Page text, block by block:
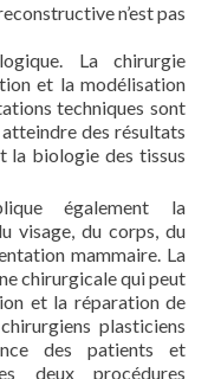
n’est pas
La chirurgie
et la modélisation
techniques sont
des résultats
la biologie des tissus
également la
visage, du corps, du
mammaire. La
chirurgicale qui peut
et la réparation de
plasticiens
des patients et
deux procédures